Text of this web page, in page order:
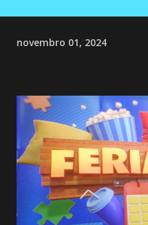
novembro 01, 2024